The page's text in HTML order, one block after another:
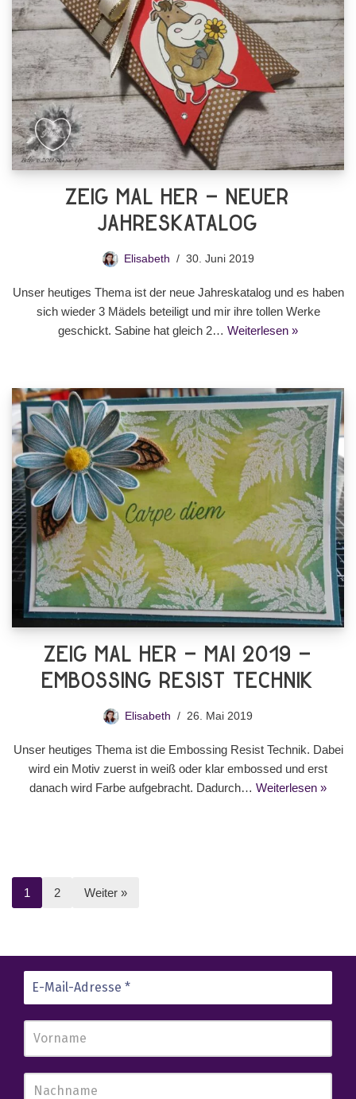
Zeig Mal Her – Neuer
Jahreskatalog
Elisabeth 30. Juni 2019
Unser heutiges Thema ist der neue Jahreskatalog und es haben
sich wieder 3 Mädels beteiligt und mir ihre tollen Werke
geschickt. Sabine hat gleich 2… Weiterlesen »
Zeig mal Her – Mai 2019 –
Embossing Resist Technik
Elisabeth 26. Mai 2019
Unser heutiges Thema ist die Embossing Resist Technik. Dabei
wird ein Motiv zuerst in weiß oder klar embossed und erst
danach wird Farbe aufgebracht. Dadurch… Weiterlesen »
1 2 Weiter »